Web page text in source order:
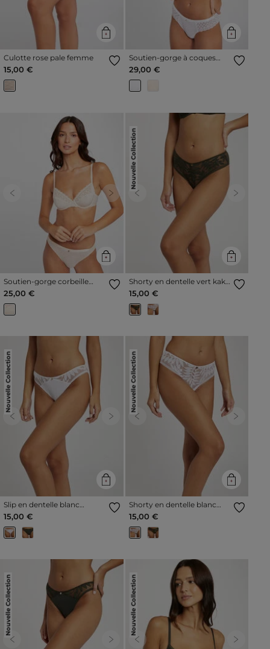
Culotte rose pale femme
15,00 €
Soutien-gorge à coques
blanc femme
29,00 €
Previous Next
Soutien-gorge corbeille
rose pale femme
25,00 €
Nouvelle Collection
Previous Next
Shorty en dentelle vert kaki
femme
15,00 €
Nouvelle Collection
Previous Next
Slip en dentelle blanc
femme
15,00 €
Nouvelle Collection
Previous Next
Shorty en dentelle blanc
femme
15,00 €
Nouvelle Collection
Previous Next
Nouvelle Collection
Previous Next